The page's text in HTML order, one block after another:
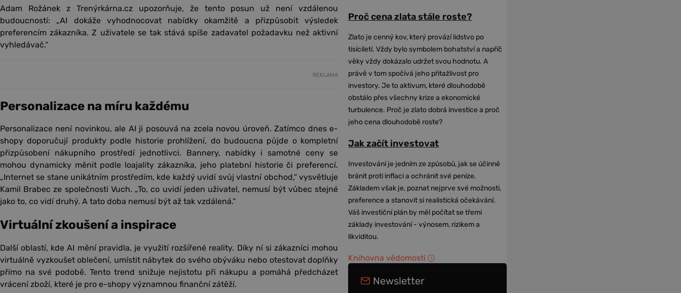
Adam Rožánek z Trenýrkárna.cz upozorňuje, že tento posun už není vzdálenou
budoucností: „AI dokáže vyhodnocovat nabídky okamžitě a přizpůsobit výsledek
preferencím zákazníka. Z uživatele se tak stává spíše zadavatel požadavku než aktivní
vyhledávač.“
REKLAMA
Personalizace na míru každému
Personalizace není novinkou, ale AI ji posouvá na zcela novou úroveň. Zatímco dnes e-
shopy doporučují produkty podle historie prohlížení, do budoucna půjde o kompletní
přizpůsobení nákupního prostředí jednotlivci. Bannery, nabídky i samotné ceny se
mohou dynamicky měnit podle loajality zákazníka, jeho platební historie či preferencí.
„Internet se stane unikátním prostředím, kde každý uvidí svůj vlastní obchod,“ vysvětluje
Kamil Brabec ze společnosti Vuch. „To, co uvidí jeden uživatel, nemusí být vůbec stejné
jako to, co vidí druhý. A tato doba nemusí být až tak vzdálená.“
Virtuální zkoušení a inspirace
Další oblastí, kde AI mění pravidla, je využití rozšířené reality. Díky ní si zákazníci mohou
virtuálně vyzkoušet oblečení, umístit nábytek do svého obýváku nebo otestovat doplňky
přímo na své podobě. Tento trend snižuje nejistotu při nákupu a pomáhá předcházet
vrácení zboží, které je pro e-shopy významnou finanční zátěží.
Proč cena zlata stále roste?
Zlato je cenný kov, který provází lidstvo po
tisíciletí. Vždy bylo symbolem bohatství a napříč
věky vždy dokázalo udržet svou hodnotu. A
právě v tom spočívá jeho přitažlivost pro
investory. Je to aktivum, které dlouhodobě
obstálo přes všechny krize a ekonomické
turbulence. Proč je zlato dobrá investice a proč
jeho cena dlouhodobě roste?
Jak začít investovat
Investování je jedním ze způsobů, jak se účinně
bránit proti inflaci a ochránit své peníze.
Základem však je, poznat nejprve své možnosti,
preference a stanovit si realistická očekávání.
Váš investiční plán by měl počítat se třemi
základy investování - výnosem, rizikem a
likviditou.
Knihovna vědomostí
Newsletter